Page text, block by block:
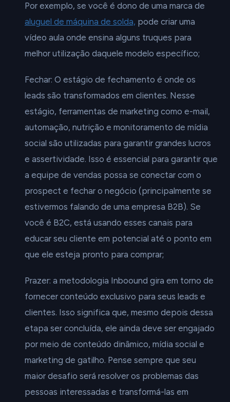
Por exemplo, se você é dono de uma marca de
aluguel de máquina de solda, pode criar uma
vídeo aula onde ensina alguns truques para
melhor utilização daquele modelo específico;
Fechar: O estágio de fechamento é onde os
leads são transformados em clientes. Nesse
estágio, ferramentas de marketing como e-mail,
automação, nutrição e monitoramento de mídia
social são utilizadas para garantir grandes lucros
e assertividade. Isso é essencial para garantir que
a equipe de vendas possa se conectar com o
prospect e fechar o negócio (principalmente se
estivermos falando de uma empresa B2B). Se
você é B2C, está usando esses canais para
educar seu cliente em potencial até o ponto em
que ele esteja pronto para comprar;
Prazer: a metodologia Inboound gira em torno de
fornecer conteúdo exclusivo para seus leads e
clientes. Isso significa que, mesmo depois dessa
etapa ser concluída, ele ainda deve ser engajado
por meio de conteúdo dinâmico, mídia social e
marketing de gatilho. Pense sempre que seu
maior desafio será resolver os problemas das
pessoas interessadas e transformá-las em